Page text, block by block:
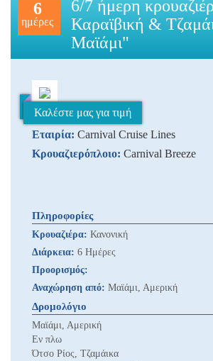
6
ημέρες
6/7 ήμερη
Καραϊβική &
Μαϊάμι"
Εταιρία: Carnival Cruise Lines
Κρουαζιερόπλοιο: Carnival Breeze
Καλέστε μας για τιμή
Πληροφορίες
Κρουαζιέρα: Κανονική
Διάρκεια: 6 Ημέρες
Προορισμός:
Αναχώρηση από: Μαϊάμι, Αμερική
Δρομολόγιο
Μαϊάμι, Αμερική
Εν πλω
Ότσο Ρίος, Τζαμάικα